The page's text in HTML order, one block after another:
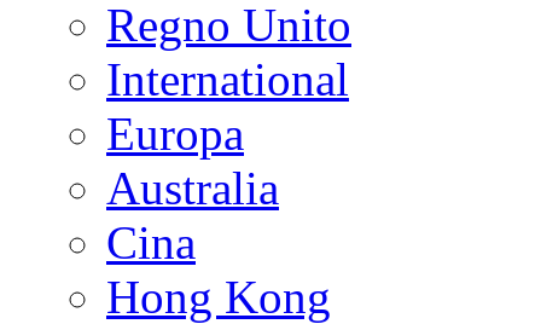
Regno Unito
International
Europa
Australia
Cina
Hong Kong